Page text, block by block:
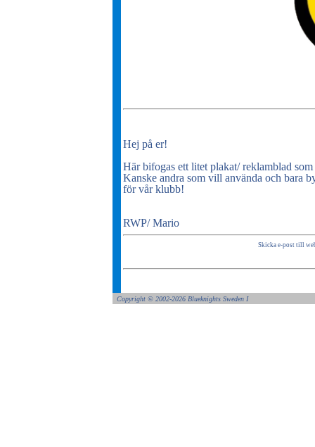
Hej på er!
Här bifogas ett litet plakat/ reklamblad
Kanske andra som vill använda och bara
för vår klubb!
RWP/ Mario
Skicka e-post till
Copyright © 2002-2026 Blueknights Sweden I